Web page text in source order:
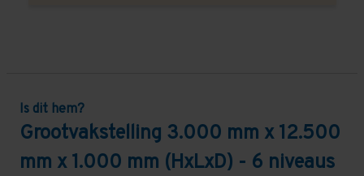
Is dit hem?
Grootvakstelling 3.000 mm x 12.500
mm x 1.000 mm (HxLxD) - 6 niveaus